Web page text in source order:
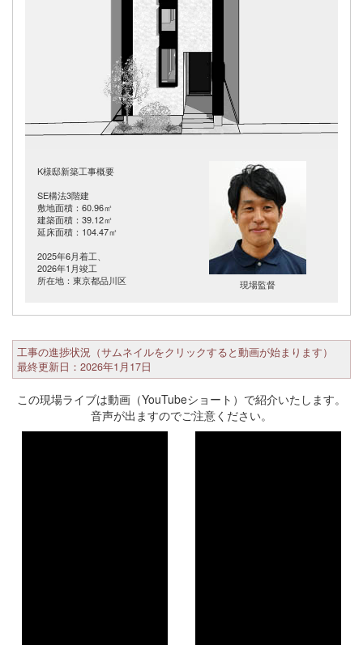
K様邸新築工事概要
SE構法3階建
敷地面積：60.96㎡
建築面積：39.12㎡
延床面積：104.47㎡
2025年6月着工、
2026年1月竣工
所在地：東京都品川区
現場監督
工事の進捗状況（サムネイルをクリックすると動画が始まります）
最終更新日：2026年1月17日
この現場ライブは動画（YouTubeショート）で紹介いたします。
音声が出ますのでご注意ください。